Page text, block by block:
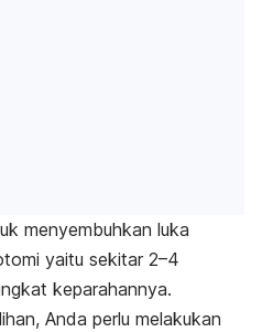
menyembuhkan luka
yaitu sekitar 2–4
keparahannya.
Anda perlu melakukan